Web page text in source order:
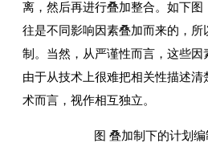
离，然后再进行叠加整合。如下图
往是不同影响因素叠加而来的，所
制。当然，从严谨性而言，这些因
由于从技术上很难把相关性描述
术而言，视作相互独立。
图 叠加制下的计划